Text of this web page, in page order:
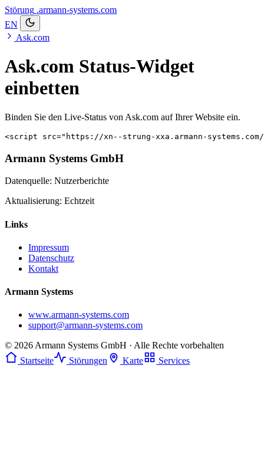
Störung .armann-systems.com
EN
Ask.com
Ask.com Status-Widget
einbetten
Binden Sie den Live-Status von Ask.com auf Ihrer Website ein.
<script src="https://xn--strung-xxa.armann-
Armann Systems GmbH
Datenquelle: Nutzerberichte
Aktualisierung: Echtzeit
Links
Impressum
Datenschutz
Kontakt
Armann Systems
www.armann-systems.com
support@armann-systems.com
© 2026 Armann Systems GmbH · Alle Rechte vorbehalten
Startseite
Störungen Karte Services